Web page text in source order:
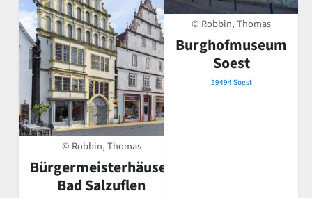
© Robbin, Thomas
Bürgermeisterhäuser
Bad Salzuflen
© Robbin, Thomas
Burghofmuseum
Soest
59494 Soest